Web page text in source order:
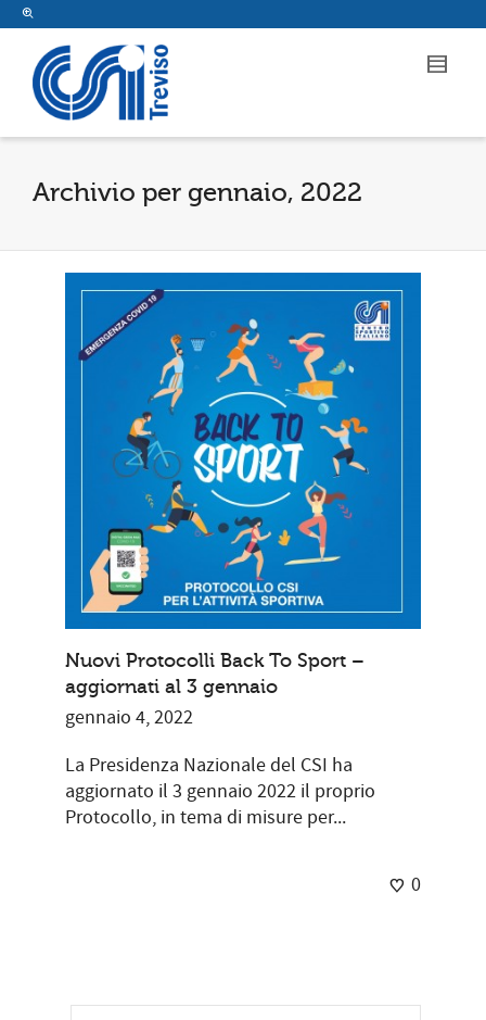
Archivio per gennaio, 2022
Nuovi Protocolli Back To Sport –
aggiornati al 3 gennaio
gennaio 4, 2022
La Presidenza Nazionale del CSI ha
aggiornato il 3 gennaio 2022 il proprio
Protocollo, in tema di misure per...
0